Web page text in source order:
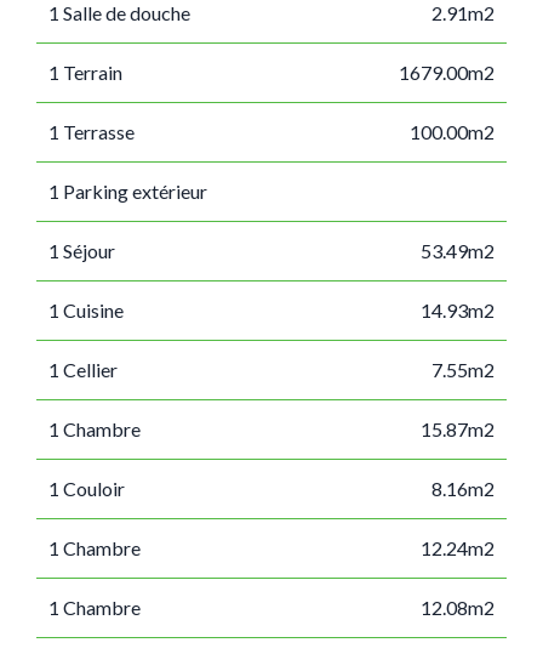
1 Salle de douche 2.91m2
1 Terrain 1679.00m2
1 Terrasse 100.00m2
1 Parking extérieur
1 Séjour 53.49m2
1 Cuisine 14.93m2
1 Cellier 7.55m2
1 Chambre 15.87m2
1 Couloir 8.16m2
1 Chambre 12.24m2
1 Chambre 12.08m2